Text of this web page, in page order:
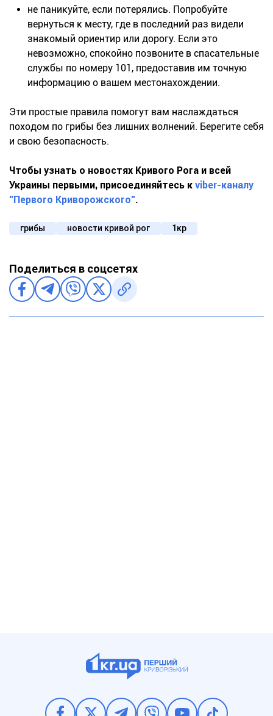
не паникуйте, если потерялись. Попробуйте
вернуться к месту, где в последний раз видели
знакомый ориентир или дорогу. Если это
невозможно, спокойно позвоните в спасательные
службы по номеру 101, предоставив им точную
информацию о вашем местонахождении.
Эти простые правила помогут вам наслаждаться
походом по грибы без лишних волнений. Берегите себя
и свою безопасность.
Чтобы узнать о новостях Кривого Рога и всей
Украины первыми, присоединяйтесь к viber-каналу
"Первого Криворожского".
грибы новости кривой рог 1кр
Поделиться в соцсетях